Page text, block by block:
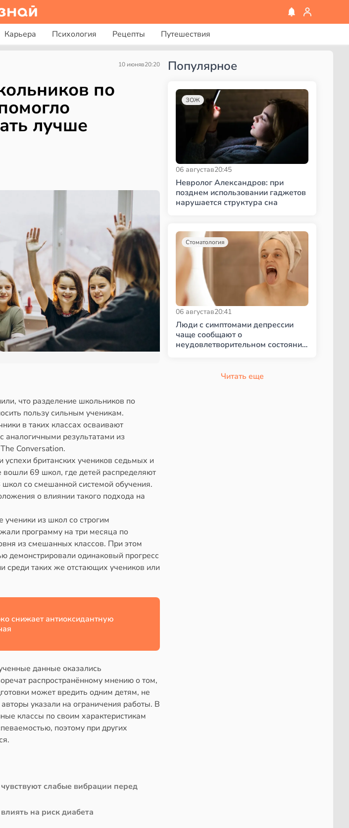
Карьера Психология Рецепты Путешествия
10 июняв20:20
по
лучше
что разделение школьников по
пользу сильным ученикам.
в таких классах осваивают
аналогичными результатами из
Conversation.
британских учеников седьмых и
69 школ, где детей распределяют
со смешанной системой обучения.
о влиянии такого подхода на
ученики из школ со строгим
программу на три месяца по
из смешанных классов. При этом
демонстрировали одинаковый прогресс
среди таких же отстающих учеников или
снижает антиоксидантную
данные оказались
распространённому мнению о том,
может вредить одним детям, не
указали на ограничения работы. В
классы по своим характеристикам
поэтому при других
слабые вибрации перед
на риск диабета
Популярное
ЗОЖ
06 августав20:45
Невролог Александров: при
позднем использовании гаджетов
нарушается структура сна
Стоматология
06 августав20:41
Люди с симптомами депрессии
чаще сообщают о
неудовлетворительном состоянии
Читать еще